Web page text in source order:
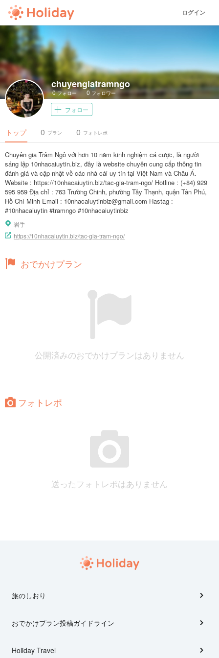
ログイン
chuyengiatramngo
0フォロー 0 フォロワー
フォロー
トップ プラン
0 フォトレポ
0
Chuyên gia Trâm Ngô với hơn 10 năm kinh nghiệm cá cược, là người
sáng lập 10nhacaiuytin.biz, đây là website chuyên cung cấp thông tin
đánh giá và cập nhật về các nhà cái uy tín tại Việt Nam và Châu Á.
Website : https://10nhacaiuytin.biz/tac-gia-tram-ngo/ Hotline : (+84) 929
595 959 Địa chỉ : 763 Trường Chinh, phường Tây Thạnh, quận Tân Phú,
Hồ Chí Minh Email : 10nhacaiuytinbiz@gmail.com Hastag :
#10nhacaiuytin #tramngo #10nhacaiuytinbiz
岩手
https://10nhacaiuytin.biz/tac-gia-tram-ngo/
おでかけプラン
公開済みのおでかけプランはありません
フォトレポ
送ったフォトレポはありません
旅のしおり
おでかけプラン投稿ガイドライン
Holiday Travel